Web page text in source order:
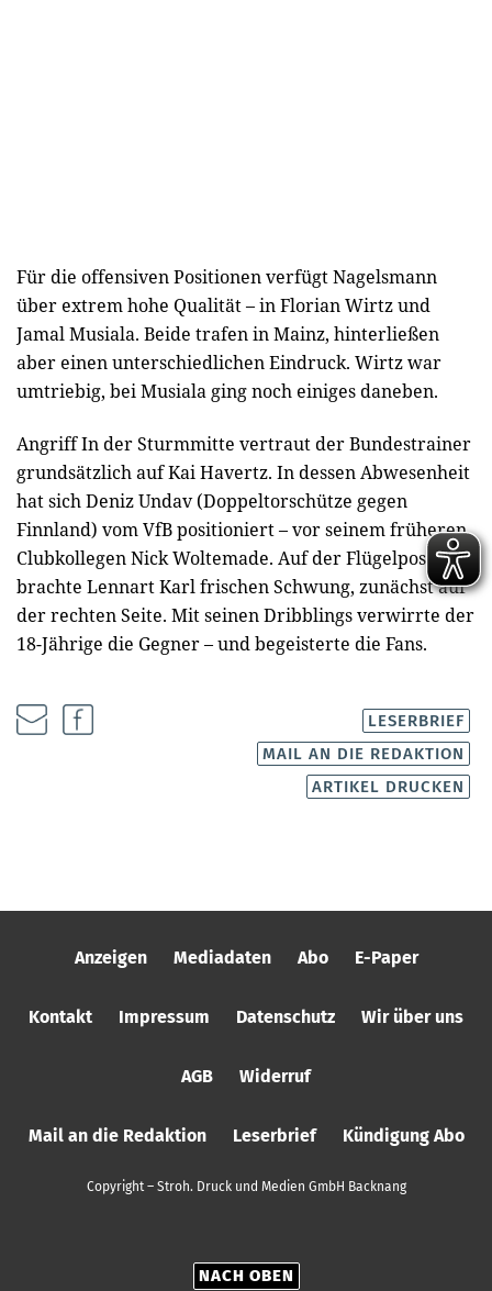
Für die offensiven Positionen verfügt Nagelsmann
über extrem hohe Qualität – in Florian Wirtz und
Jamal Musiala. Beide trafen in Mainz, hinterließen
aber einen unterschiedlichen Eindruck. Wirtz war
umtriebig, bei Musiala ging noch einiges daneben.
Angriff In der Sturmmitte vertraut der Bundestrainer
grundsätzlich auf Kai Havertz. In dessen Abwesenheit
hat sich Deniz Undav (Doppeltorschütze gegen
Finnland) vom VfB positioniert – vor seinem früheren
Clubkollegen Nick Woltemade. Auf der Flügelposition
brachte Lennart Karl frischen Schwung, zunächst auf
der rechten Seite. Mit seinen Dribblings verwirrte der
18-Jährige die Gegner – und begeisterte die Fans.
LESERBRIEF
MAIL AN DIE REDAKTION
ARTIKEL DRUCKEN
Anzeigen Mediadaten Abo E-Paper
Kontakt Impressum Datenschutz Wir über uns
AGB Widerruf
Mail an die Redaktion Leserbrief Kündigung Abo
Copyright – Stroh. Druck und Medien GmbH Backnang
NACH OBEN